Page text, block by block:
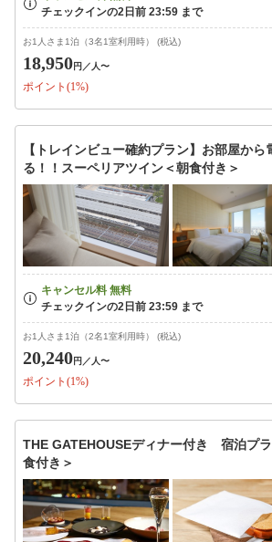
お1人さま1泊（3名1室利用時） (税込)
18,950円 ／人〜
ポイント(1%)
【トレインビュー確約プラン】お部屋から
る！！スーペリアツイン＜朝食付き＞
お1人さま1泊（2名1室利用時） (税込)
20,240円 ／人〜
ポイント(1%)
THE GATEHOUSEディナー付き 宿泊プ
食付き＞